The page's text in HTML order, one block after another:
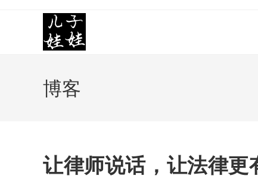
博客
让律师说话，让法律更